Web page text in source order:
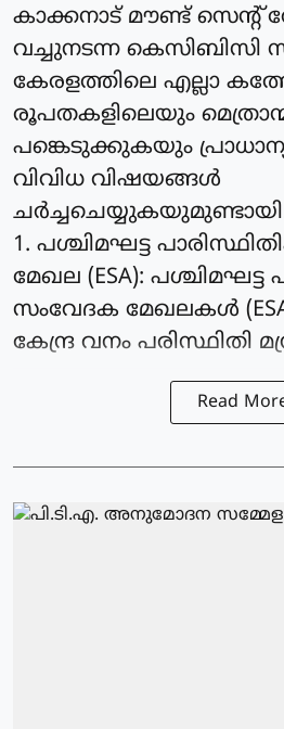
കാക്കനാട് മൗണ്ട്
വച്ചുനടന്ന കെസിബിസി
കേരളത്തിലെ എല്ലാ
രൂപതകളിലെയും
പങ്കെടുക്കുകയും
വിവിധ വിഷയങ്ങള്‍
1. പശ്ചിമഘട്ട
മേഖല (ESA): പശ്ചിമഘട്ട
സംവേദക മേഖലകള്‍
കേന്ദ്ര വനം പരിസ്ഥിതി
Read